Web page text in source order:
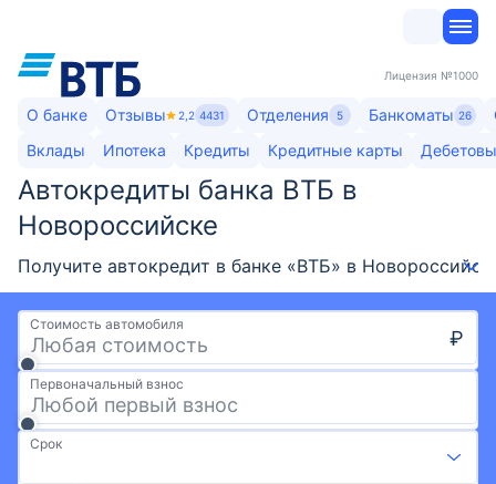
Лицензия №1000
О банке Отзывы 2,2 4431 Отделения 5 Банкоматы 26
Вклады
Ипотека Кредиты Кредитные карты
Автокредиты банка ВТБ в
Новороссийске
Получите автокредит в банке «ВТБ» в
Стоимость автомобиля
₽
Первоначальный взнос
Срок